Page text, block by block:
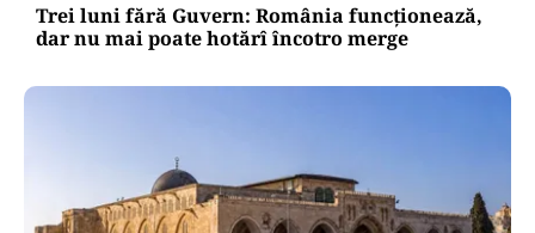
Trei luni fără Guvern: România funcționează,
dar nu mai poate hotărî încotro merge